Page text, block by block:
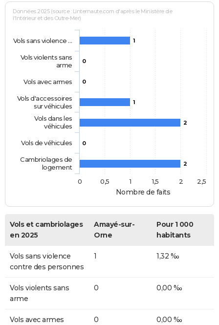
Nombre de faits
Données 2025 (source : Linternaute.com d'après le Ministère de
l'Intérieur et des Outre-Mer)
1
0
0
1
2
0
2
Vols sans violence …
Vols violents sans
arme
Vols avec armes
Vols d'accessoires
sur véhicules
Vols dans les
véhicules
Vols de véhicules
Cambriolages de
logement
0
0,5 1 1,5 2 2,5
Vols et cambriolages
en 2025
Amayé-sur-
Orne
Pour 1 000
habitants
Vols sans violence
contre des personnes
1 1,32 ‰
Vols violents sans
arme
0 0,00 ‰
Vols avec armes 0 0,00 ‰